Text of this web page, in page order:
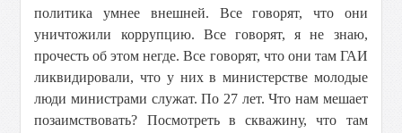
политика умнее внешней. Все говорят, что они
уничтожили коррупцию. Все говорят, я не знаю,
прочесть об этом негде. Все говорят, что они там ГАИ
ликвидировали, что у них в министерстве молодые
люди министрами служат. По 27 лет. Что нам мешает
позаимствовать? Посмотреть в скважину, что там